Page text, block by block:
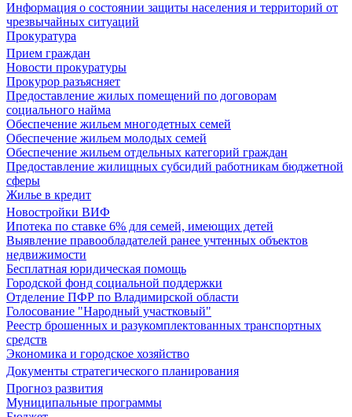
Информация о состоянии защиты населения и территорий от
чрезвычайных ситуаций
Прокуратура
Прием граждан
Новости прокуратуры
Прокурор разъясняет
Предоставление жилых помещений по договорам
социального найма
Обеспечение жильем многодетных семей
Обеспечение жильем молодых семей
Обеспечение жильем отдельных категорий граждан
Предоставление жилищных субсидий работникам бюджетной
сферы
Жилье в кредит
Новостройки ВИФ
Ипотека по ставке 6% для семей, имеющих детей
Выявление правообладателей ранее учтенных объектов
недвижимости
Бесплатная юридическая помощь
Городской фонд социальной поддержки
Отделение ПФР по Владимирской области
Голосование "Народный участковый"
Реестр брошенных и разукомплектованных транспортных
средств
Экономика и городское хозяйство
Документы стратегического планирования
Прогноз развития
Муниципальные программы